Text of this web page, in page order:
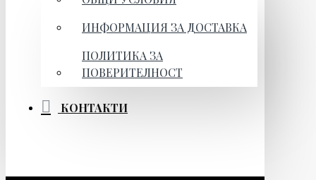
ИНФОРМАЦИЯ ЗА ДОСТАВКА
ПОЛИТИКА ЗА
ПОВЕРИТЕЛНОСТ
КОНТАКТИ